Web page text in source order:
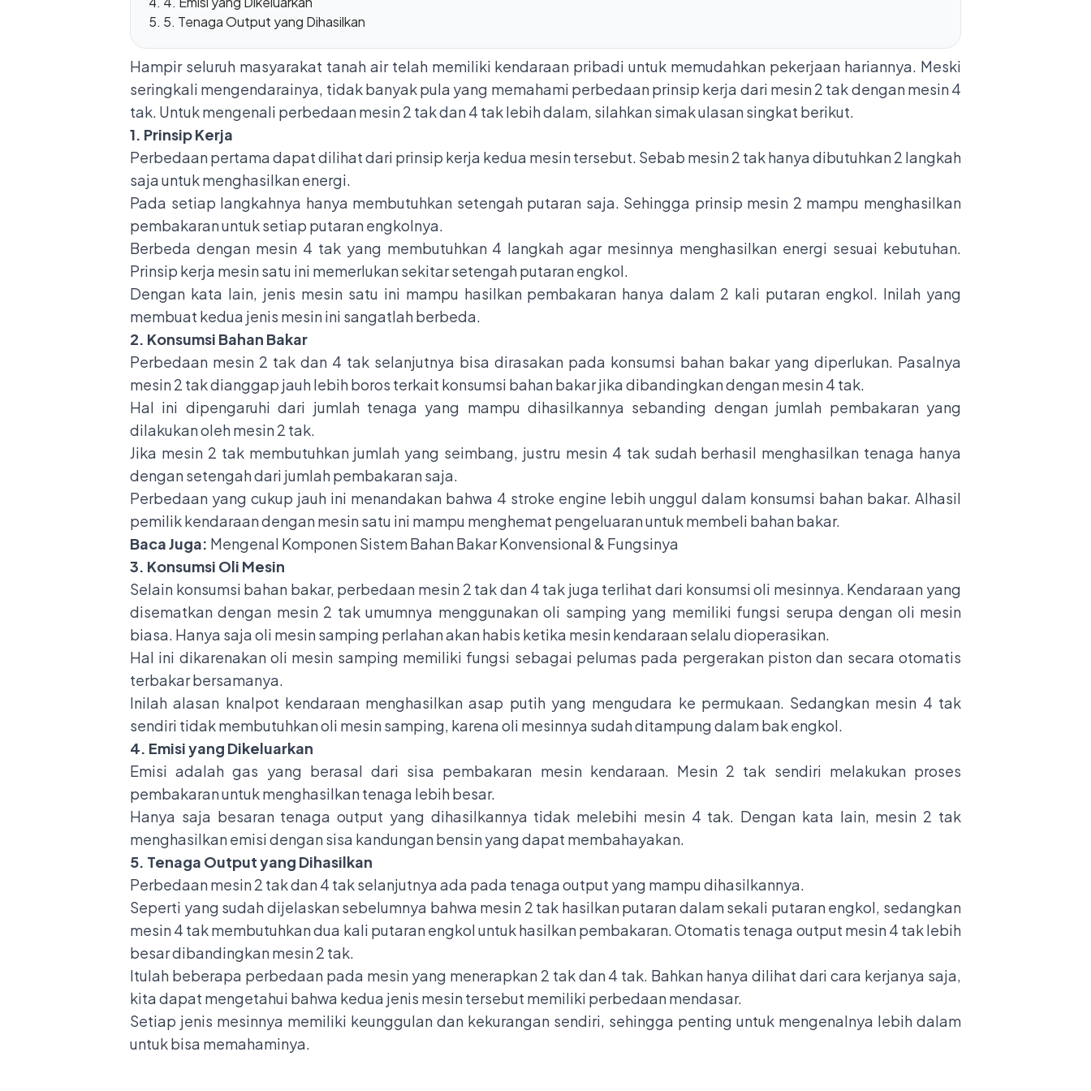
5. Tenaga Output yang Dihasilkan
Hampir seluruh masyarakat tanah air telah memiliki kendaraan pribadi untuk memudahkan pekerjaan hariannya. Meski
seringkali mengendarainya, tidak banyak pula yang memahami perbedaan prinsip kerja dari mesin 2 tak dengan mesin 4
tak. Untuk mengenali perbedaan mesin 2 tak dan 4 tak lebih dalam, silahkan simak ulasan singkat berikut.
1. Prinsip Kerja
Perbedaan pertama dapat dilihat dari prinsip kerja kedua mesin tersebut. Sebab mesin 2 tak hanya dibutuhkan 2 langkah
saja untuk menghasilkan energi.
Pada setiap langkahnya hanya membutuhkan setengah putaran saja. Sehingga prinsip mesin 2 mampu menghasilkan
pembakaran untuk setiap putaran engkolnya.
Berbeda dengan mesin 4 tak yang membutuhkan 4 langkah agar mesinnya menghasilkan energi sesuai kebutuhan.
Prinsip kerja mesin satu ini memerlukan sekitar setengah putaran engkol.
Dengan kata lain, jenis mesin satu ini mampu hasilkan pembakaran hanya dalam 2 kali putaran engkol. Inilah yang
membuat kedua jenis mesin ini sangatlah berbeda.
2. Konsumsi Bahan Bakar
Perbedaan mesin 2 tak dan 4 tak selanjutnya bisa dirasakan pada konsumsi bahan bakar yang diperlukan. Pasalnya
mesin 2 tak dianggap jauh lebih boros terkait konsumsi bahan bakar jika dibandingkan dengan mesin 4 tak.
Hal ini dipengaruhi dari jumlah tenaga yang mampu dihasilkannya sebanding dengan jumlah pembakaran yang
dilakukan oleh mesin 2 tak.
Jika mesin 2 tak membutuhkan jumlah yang seimbang, justru mesin 4 tak sudah berhasil menghasilkan tenaga hanya
dengan setengah dari jumlah pembakaran saja.
Perbedaan yang cukup jauh ini menandakan bahwa 4 stroke engine lebih unggul dalam konsumsi bahan bakar. Alhasil
pemilik kendaraan dengan mesin satu ini mampu menghemat pengeluaran untuk membeli bahan bakar.
Baca Juga: Mengenal Komponen Sistem Bahan Bakar Konvensional & Fungsinya
3. Konsumsi Oli Mesin
Selain konsumsi bahan bakar, perbedaan mesin 2 tak dan 4 tak juga terlihat dari konsumsi oli mesinnya. Kendaraan yang
disematkan dengan mesin 2 tak umumnya menggunakan oli samping yang memiliki fungsi serupa dengan oli mesin
biasa. Hanya saja oli mesin samping perlahan akan habis ketika mesin kendaraan selalu dioperasikan.
Hal ini dikarenakan oli mesin samping memiliki fungsi sebagai pelumas pada pergerakan piston dan secara otomatis
terbakar bersamanya.
Inilah alasan knalpot kendaraan menghasilkan asap putih yang mengudara ke permukaan. Sedangkan mesin 4 tak
sendiri tidak membutuhkan oli mesin samping, karena oli mesinnya sudah ditampung dalam bak engkol.
4. Emisi yang Dikeluarkan
Emisi adalah gas yang berasal dari sisa pembakaran mesin kendaraan. Mesin 2 tak sendiri melakukan proses
pembakaran untuk menghasilkan tenaga lebih besar.
Hanya saja besaran tenaga output yang dihasilkannya tidak melebihi mesin 4 tak. Dengan kata lain, mesin 2 tak
menghasilkan emisi dengan sisa kandungan bensin yang dapat membahayakan.
5. Tenaga Output yang Dihasilkan
Perbedaan mesin 2 tak dan 4 tak selanjutnya ada pada tenaga output yang mampu dihasilkannya.
Seperti yang sudah dijelaskan sebelumnya bahwa mesin 2 tak hasilkan putaran dalam sekali putaran engkol, sedangkan
mesin 4 tak membutuhkan dua kali putaran engkol untuk hasilkan pembakaran. Otomatis tenaga output mesin 4 tak lebih
besar dibandingkan mesin 2 tak.
Itulah beberapa perbedaan pada mesin yang menerapkan 2 tak dan 4 tak. Bahkan hanya dilihat dari cara kerjanya saja,
kita dapat mengetahui bahwa kedua jenis mesin tersebut memiliki perbedaan mendasar.
Setiap jenis mesinnya memiliki keunggulan dan kekurangan sendiri, sehingga penting untuk mengenalnya lebih dalam
untuk bisa memahaminya.